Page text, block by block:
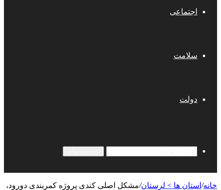
اجتماعی
سلامت
دولت
خانه/ استان ها > لرستان/مشکل اصلی کندی پروژه کمربندی دورود،